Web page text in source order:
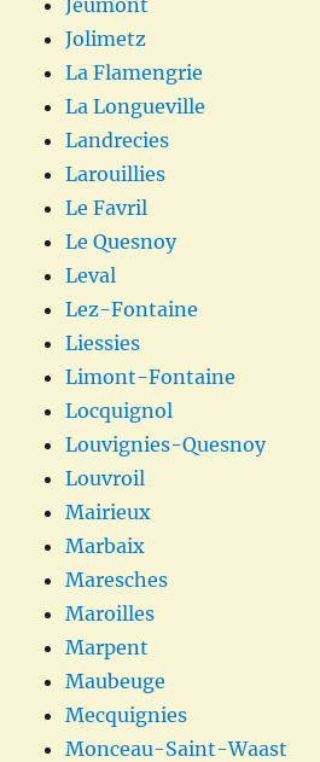
Jolimetz
La Flamengrie
La Longueville
Landrecies
Larouillies
Le Favril
Le Quesnoy
Leval
Lez-Fontaine
Liessies
Limont-Fontaine
Locquignol
Louvignies-Quesnoy
Louvroil
Mairieux
Marbaix
Maresches
Maroilles
Marpent
Maubeuge
Mecquignies
Monceau-Saint-Waast